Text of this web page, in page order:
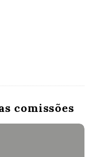
comissões